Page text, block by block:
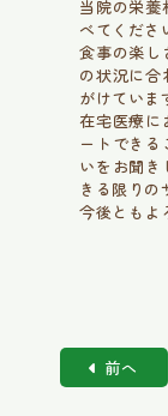
当院の栄養
べてくださ
食事の楽し
の状況に合
がけていま
在宅医療に
ートでき
いをお聞き
きる限りの
今後ともよ
前へ